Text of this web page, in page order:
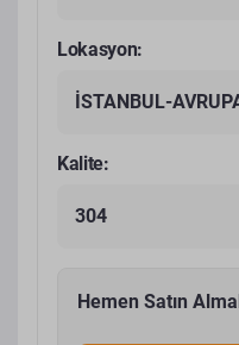
Lokasyon:
İSTANBUL-
Kalite:
304
Hemen Satın